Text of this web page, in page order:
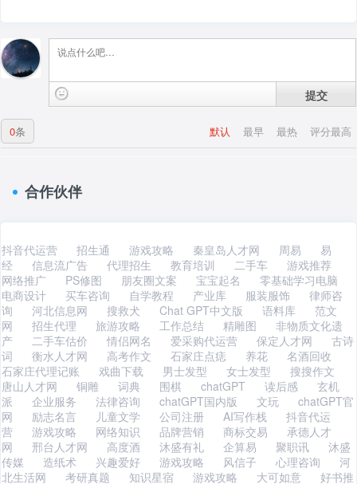
提交
默认 最早 最热 评分最高
0条
合作伙伴
抖音代运营 招生通 游戏攻略 秦皇岛人才网 周易
易
经
信息流广告 代理招生 教育培训 二手车
游戏推荐
网络推广
PS修图 朋友圈文案 宝宝起名
零基础学习电脑
电商设计
买车咨询 自学教程 产业库 服装服饰
律师咨
询
河北信息网 搜救犬 Chat GPT中文版 语料库
范文
网
招生代理 旅游攻略 工作总结 精雕图
非物质文化遗
产
二手车估价 情侣网名 爱采购代运营 保定人才网
古诗
词
衡水人才网 高考作文 石家庄点痣 养花
名酒回收
石家庄代理记账
戏曲下载 男士发型 女士发型
搜搜作文
唐山人才网
铜雕 词典 围棋 chatGPT 读后感
玄机
派
企业服务 法律咨询 chatGPT国内版 文玩
chatGPT官
网
励志名言 儿童文学 公司注册 AI写作栈
抖音代运
营
游戏攻略 网络知识 品牌营销 商标交易
承德人才
网
邢台人才网 高度酒 沐盛有礼 企算易 聚职讯
沐盛
传媒
造纸术 兴趣爱好 游戏攻略 风信子 心理咨询
河
北生活网
考研真题 知识星宿 游戏攻略 大可如意
好书推